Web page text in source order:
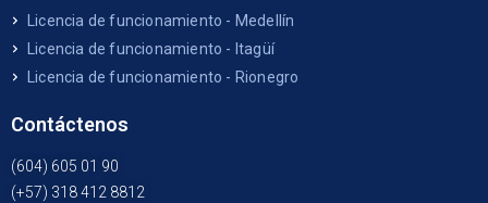
Licencia de funcionamiento - Medellín
Licencia de funcionamiento - Itagüí
Licencia de funcionamiento - Rionegro
Contáctenos
(604) 605 01 90
(+57) 318 412 8812